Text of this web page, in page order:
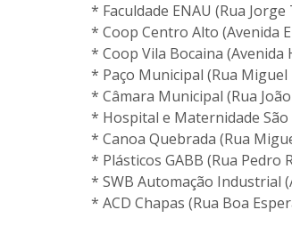
* Faculdade ENAU (Rua
* Coop Centro Alto (Avenida
* Coop Vila Bocaina (Avenida
* Paço Municipal (Rua Miguel
* Câmara Municipal (Rua
* Hospital e Maternidade São
* Canoa Quebrada (Rua
* Plásticos GABB (Rua Pedro
* SWB Automação Industrial
* ACD Chapas (Rua Boa